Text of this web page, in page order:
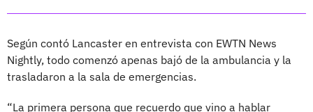
Según contó Lancaster en entrevista con EWTN News
Nightly, todo comenzó apenas bajó de la ambulancia y la
trasladaron a la sala de emergencias.
“La primera persona que recuerdo que vino a hablar